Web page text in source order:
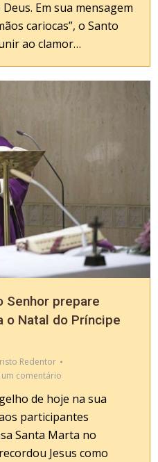
Em sua mensagem
cariocas”, o Santo
ao clamor…
Senhor prepare
o Natal do Príncipe
Redentor
um comentário
de hoje na sua
participantes
Santa Marta no
Jesus como